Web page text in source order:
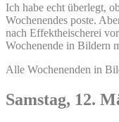
Ich habe echt überlegt,
Wochenendes poste.
nach Effektheischerei
Wochenende in Bildern
Alle Wochenenden in
Samstag, 12.